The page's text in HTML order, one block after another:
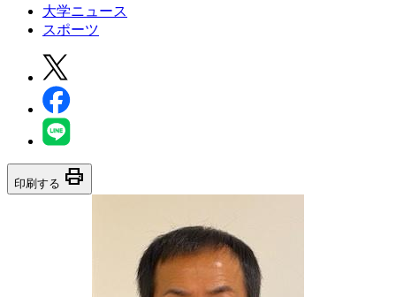
大学ニュース
スポーツ
印刷する print